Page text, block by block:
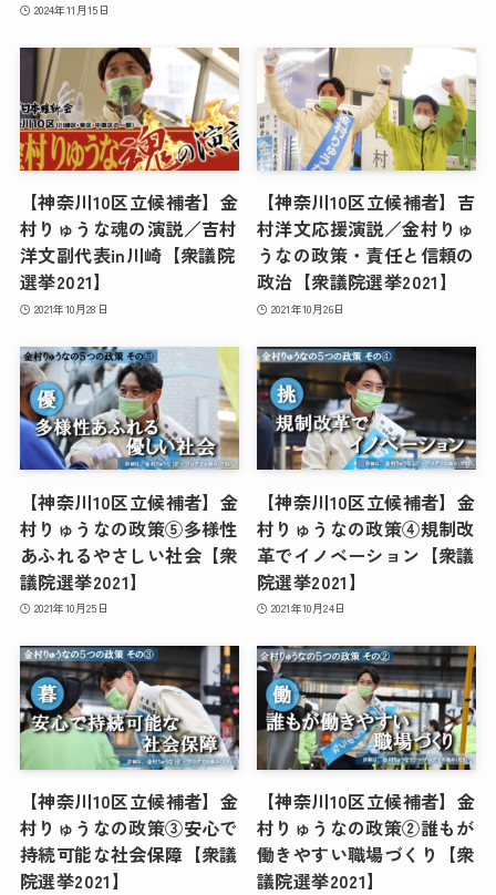
2024年11月15日
【神奈川10区立候補者】金
村りゅうな魂の演説／吉村
洋文副代表in川崎【衆議院
選挙2021】
2021年10月28日
【神奈川10区立候補者】吉
村洋文応援演説／金村りゅ
うなの政策・責任と信頼の
政治【衆議院選挙2021】
2021年10月26日
【神奈川10区立候補者】金
村りゅうなの政策⑤多様性
あふれるやさしい社会【衆
議院選挙2021】
2021年10月25日
【神奈川10区立候補者】金
村りゅうなの政策④規制改
革でイノベーション【衆議
院選挙2021】
2021年10月24日
【神奈川10区立候補者】金
村りゅうなの政策③安心で
持続可能な社会保障【衆議
院選挙2021】
【神奈川10区立候補者】金
村りゅうなの政策②誰もが
働きやすい職場づくり【衆
議院選挙2021】